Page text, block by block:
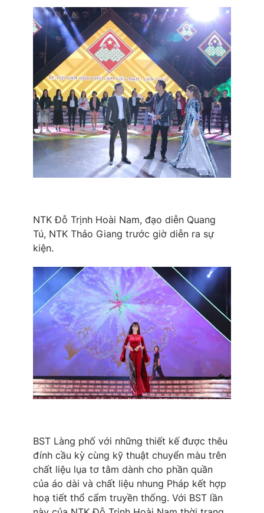
NTK Đỗ Trịnh Hoài Nam, đạo diễn Quang
Tú, NTK Thảo Giang trước giờ diễn ra sự
kiện.
BST Làng phố với những thiết kế được thêu
đính cầu kỳ cùng kỹ thuật chuyển màu trên
chất liệu lụa tơ tằm dành cho phần quần
của áo dài và chất liệu nhung Pháp kết hợp
hoạ tiết thổ cẩm truyền thống. Với BST lần